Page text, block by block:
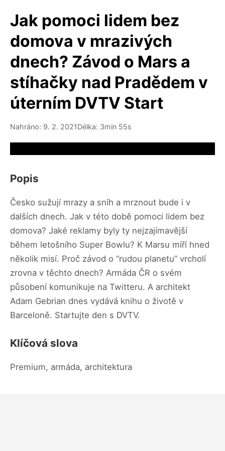
Jak pomoci lidem bez
domova v mrazivých
dnech? Závod o Mars a
stíhačky nad Pradědem v
úterním DVTV Start
Nahráno: 9. 2. 2021Délka: 3min 55s
Popis
Česko sužují mrazy a sníh a mrznout bude i v
dalších dnech. Jak v této době pomoci lidem bez
domova? Jaké reklamy byly ty nejzajímavější
během letošního Super Bowlu? K Marsu míří hned
několik misí. Proč závod o “rudou planetu” vrcholí
zrovna v těchto dnech? Armáda ČR o svém
působení komunikuje na Twitteru. A architekt
Adam Gebrian dnes vydává knihu o životě v
Barceloně. Startujte den s DVTV.
Klíčová slova
Premium, armáda, architektura